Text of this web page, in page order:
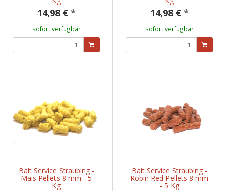
14,98 € *
sofort verfügbar
14,98 € *
sofort verfügbar
Bait Service Straubing -
Mais Pellets 8 mm - 5
Kg
Bait Service Straubing -
Robin Red Pellets 8 mm
- 5 Kg